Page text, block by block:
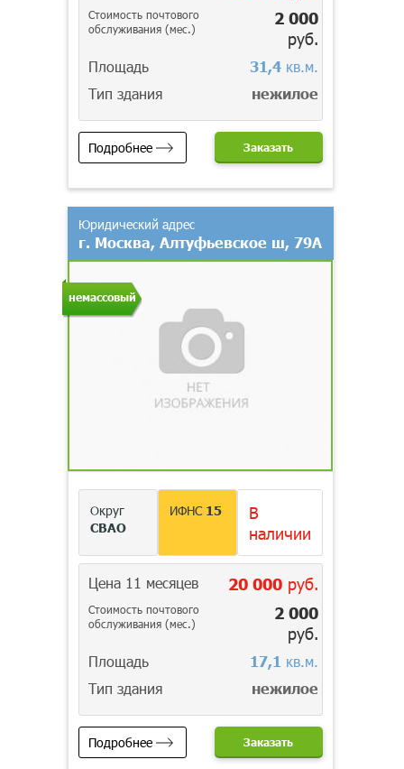
Стоимость почтового
обслуживания (мес.)
2 000
руб.
Площадь 31,4кв.м.
Тип здания
нежилое
Подробнее Заказать
немассовый
Юридический адрес
г. Москва, Алтуфьевское ш, 79А
Округ
СВАО
ИФНС 15
В
наличии
Цена 11 месяцев 20 000руб.
Стоимость почтового
обслуживания (мес.)
2 000
руб.
Площадь 17,1 кв.м.
Тип здания
нежилое
Подробнее Заказать